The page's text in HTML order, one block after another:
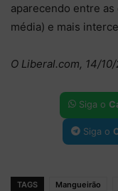
aparecendo entre
média) e mais
O Liberal.com, 14/
Siga o
Siga o
TAGS Mangueirão